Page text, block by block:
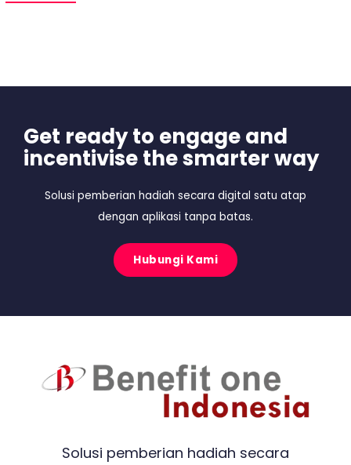
Get ready to engage and
incentivise the smarter way
Solusi pemberian hadiah secara digital satu atap
dengan aplikasi tanpa batas.
Hubungi Kami
Solusi pemberian hadiah secara